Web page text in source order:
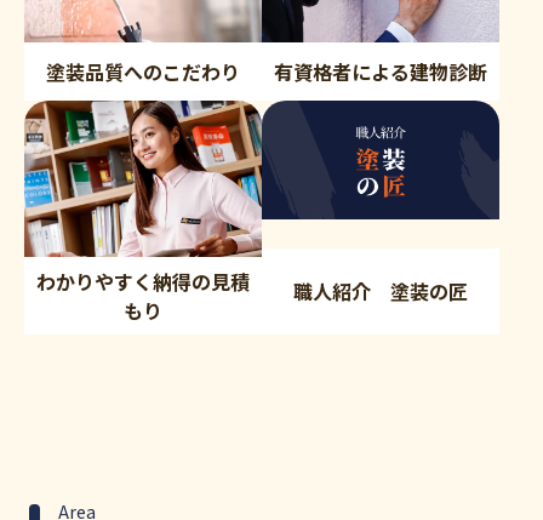
塗装品質へのこだわり 有資格者による建物診断
わかりやすく納得の見積
もり
職人紹介 塗装の匠
Area